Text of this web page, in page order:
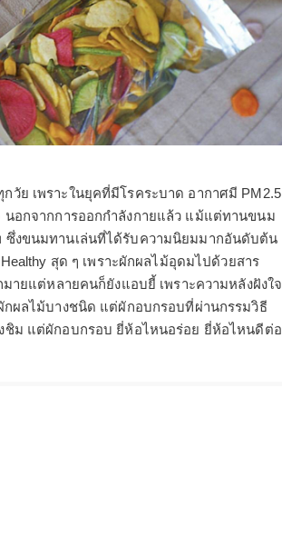
วัย เพราะในยุคที่มีโรคระบาด อากาศมี PM2.5
นอกจากการออกกำลังกายแล้ว แม้แต่ทานขนม
ซึ่งขนมทานเล่นที่ได้รับความนิยมมากอันดับต้น
สุด ๆ เพราะผักผลไม้อุดมไปด้วยสาร
ายแต่หลายคนก็ยังแอบยี้ เพราะความหลังฝังใจ
ผลไม้บางชนิด แต่ผักอบกรอบที่ผ่านกรรมวิธี
ชิม แต่ผักอบกรอบ ยี่ห้อไหนอร่อย ยี่ห้อไหนดีต่อ